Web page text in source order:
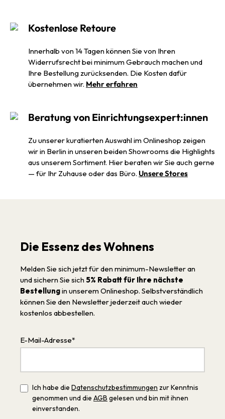
Kostenlose Retoure
Innerhalb von 14 Tagen können Sie von Ihren
Widerrufsrecht bei minimum Gebrauch machen und
Ihre Bestellung zurücksenden. Die Kosten dafür
übernehmen wir. Mehr erfahren
Beratung von Einrichtungsexpert:innen
Zu unserer kuratierten Auswahl im Onlineshop zeigen
wir in Berlin in unseren beiden Showrooms die Highlights
aus unserem Sortiment. Hier beraten wir Sie auch gerne
— für Ihr Zuhause oder das Büro. Unsere Stores
Die Essenz des Wohnens
Melden Sie sich jetzt für den minimum-Newsletter an
und sichern Sie sich 5% Rabatt für Ihre nächste
Bestellungin unserem Onlineshop. Selbstverständlich
können Sie den Newsletter jederzeit auch wieder
kostenlos abbestellen.
E-Mail-Adresse*
Ich habe die Datenschutzbestimmungen zur Kenntnis
genommen und die AGB gelesen und bin mit ihnen
einverstanden.